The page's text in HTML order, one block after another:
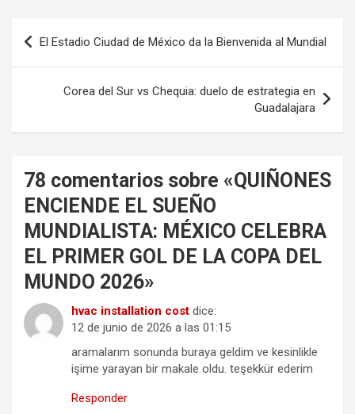
Navegación
de
entradas
El Estadio Ciudad de México da la Bienvenida al Mundial
Corea del Sur vs Chequia: duelo de estrategia en
Guadalajara
78 comentarios sobre «QUIÑONES
ENCIENDE EL SUEÑO
MUNDIALISTA: MÉXICO CELEBRA
EL PRIMER GOL DE LA COPA DEL
MUNDO 2026»
hvac installation cost dice:
12 de junio de 2026 a las 01:15
aramalarım sonunda buraya geldim ve kesinlikle
işime yarayan bir makale oldu. teşekkür ederim
Responder